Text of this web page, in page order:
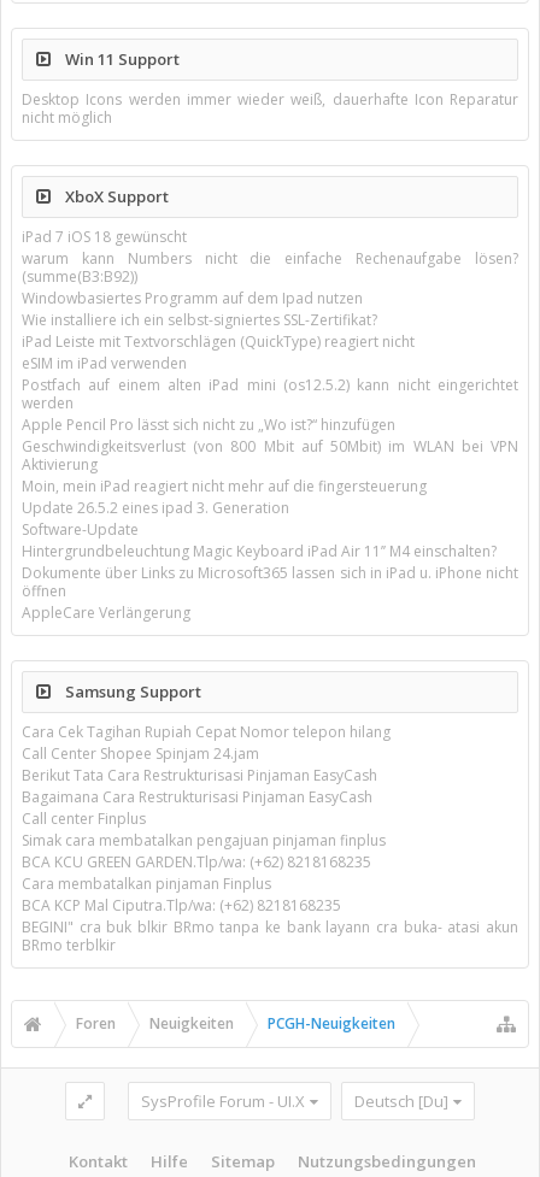
Win 11 Support
Desktop Icons werden immer wieder weiß, dauerhafte Icon Reparatur
nicht möglich
XboX Support
iPad 7 iOS 18 gewünscht
warum kann Numbers nicht die einfache Rechenaufgabe lösen?
(summe(B3:B92))
Windowbasiertes Programm auf dem Ipad nutzen
Wie installiere ich ein selbst-signiertes SSL-Zertifikat?
iPad Leiste mit Textvorschlägen (QuickType) reagiert nicht
eSIM im iPad verwenden
Postfach auf einem alten iPad mini (os12.5.2) kann nicht eingerichtet
werden
Apple Pencil Pro lässt sich nicht zu „Wo ist?“ hinzufügen
Geschwindigkeitsverlust (von 800 Mbit auf 50Mbit) im WLAN bei VPN
Aktivierung
Moin, mein iPad reagiert nicht mehr auf die fingersteuerung
Update 26.5.2 eines ipad 3. Generation
Software-Update
Hintergrundbeleuchtung Magic Keyboard iPad Air 11’’ M4 einschalten?
Dokumente über Links zu Microsoft365 lassen sich in iPad u. iPhone nicht
öffnen
AppleCare Verlängerung
Samsung Support
Cara Cek Tagihan Rupiah Cepat Nomor telepon hilang
Call Center Shopee Spinjam 24.jam
Berikut Tata Cara Restrukturisasi Pinjaman EasyCash
Bagaimana Cara Restrukturisasi Pinjaman EasyCash
Call center Finplus
Simak cara membatalkan pengajuan pinjaman finplus
BCA KCU GREEN GARDEN.Tlp/wa: (+62) 8218168235
Cara membatalkan pinjaman Finplus
BCA KCP Mal Ciputra.Tlp/wa: (+62) 8218168235
BEGINI" cra buk blkir BRmo tanpa ke bank layann cra buka- atasi akun
BRmo terblkir
Foren Neuigkeiten PCGH-Neuigkeiten
SysProfile Forum - UI.X Deutsch [Du]
Kontakt Hilfe Sitemap Nutzungsbedingungen